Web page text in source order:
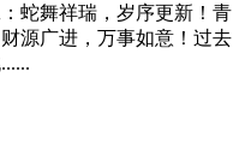
蛇舞祥瑞，岁序更新！青
源广进，万事如意！过去